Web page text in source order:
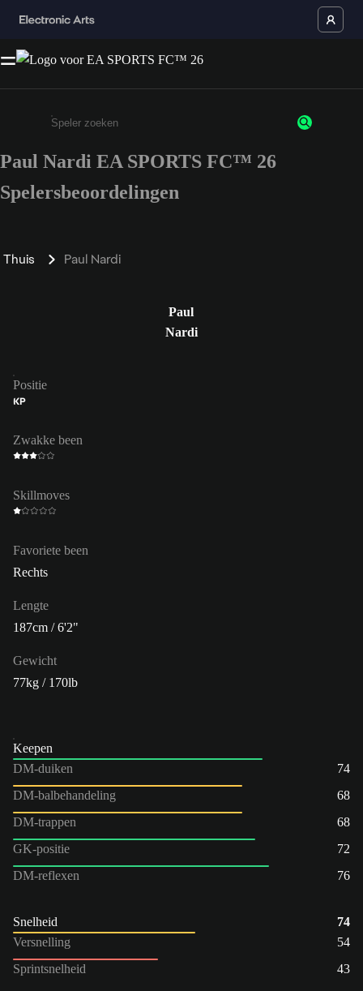
Enter a minimum of 3 characters or numbers
Paul Nardi EA SPORTS FC™ 26
Spelersbeoordelingen
Thuis Paul Nardi
Paul
Nardi
Positie
KP
Zwakke been
Skillmoves
Favoriete been
Rechts
Lengte
187cm / 6'2"
Gewicht
77kg / 170lb
Keepen
DM-duiken
74
DM-balbehandeling
68
DM-trappen
68
GK-positie
72
DM-reflexen
76
Snelheid
74
Versnelling
54
Sprintsnelheid
43